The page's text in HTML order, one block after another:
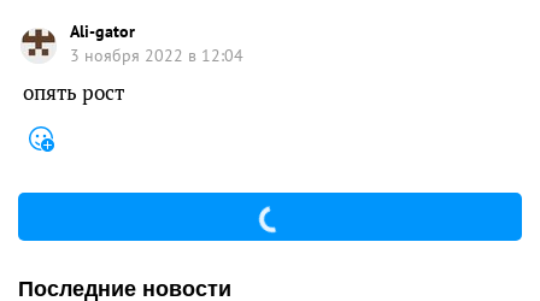
Ali-gator
3 ноября 2022 в 12:04
опять рост
Последние новости